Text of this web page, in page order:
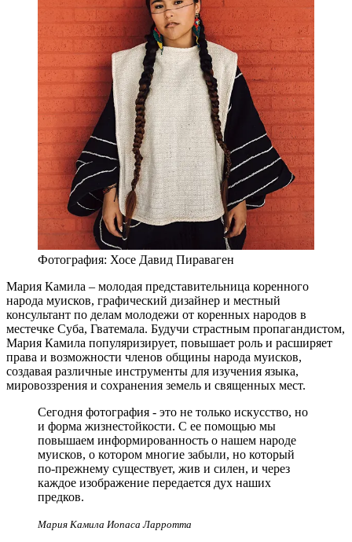
Фотография: Хосе Давид Пираваген
Мария Камила – молодая представительница коренного
народа муисков, графический дизайнер и местный
консультант по делам молодежи от коренных народов в
местечке Суба, Гватемала. Будучи страстным пропагандистом,
Мария Камила популяризирует, повышает роль и расширяет
права и возможности членов общины народа муисков,
создавая различные инструменты для изучения языка,
мировоззрения и сохранения земель и священных мест.
Сегодня фотография - это не только искусство, но
и форма жизнестойкости. С ее помощью мы
повышаем информированность о нашем народе
муисков, о котором многие забыли, но который
по-прежнему существует, жив и силен, и через
каждое изображение передается дух наших
предков.
Мария Камила Иопаса Ларротта